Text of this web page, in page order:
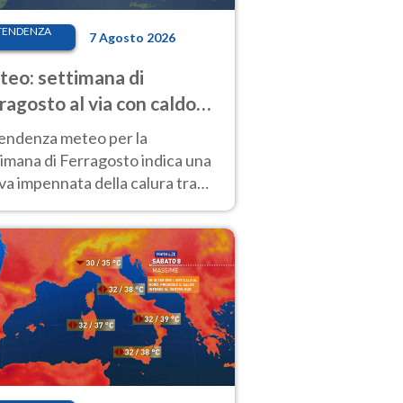
7 Agosto 2026
settimana di
al via con caldo
e qualche temporale
meteo per la
di Ferragosto indica una
impennata della calura tra
al Nord.